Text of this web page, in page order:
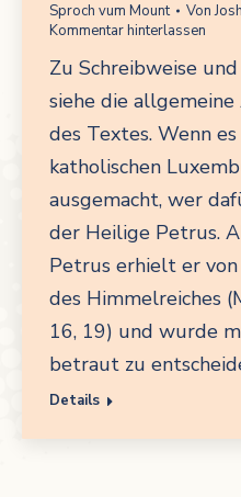
Sproch vum Mount Von
Kommentar hinterlassen
Zu Schreibweise
siehe die
des Textes. Wenn
katholischen
ausgemacht, wer
der Heilige Petrus.
Petrus erhielt er von
des Himmelreiches
16, 19) und wurde
betraut zu
Details